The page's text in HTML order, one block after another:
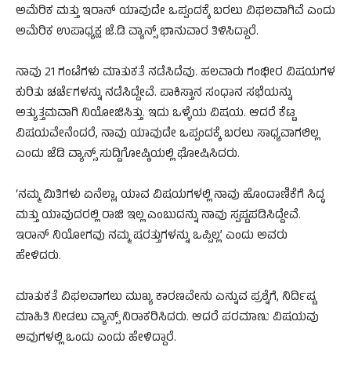
ಅಮೆರಿಕ ಮತ್ತು ಇರಾನ್ ಯಾವುದೇ ಒಪ್ಪಂದಕ್ಕೆ ಬರಲು ವಿಫಲವಾಗಿವೆ ಎಂದು
ಅಮೆರಿಕ ಉಪಾಧ್ಯಕ್ಷ ಜೆ.ಡಿ ವ್ಯಾನ್ಸ್ ಭಾನುವಾರ ತಿಳಿಸಿದ್ದಾರೆ.
ನಾವು 21 ಗಂಟೆಗಳು ಮಾತುಕತೆ ನಡೆಸಿದೆವು. ಹಲವಾರು ಗಂಭೀರ ವಿಷಯಗಳ
ಕುರಿತು ಚರ್ಚೆಗಳನ್ನು ನಡೆಸಿದ್ದೇವೆ. ಪಾಕಿಸ್ತಾನ ಸಂಧಾನ ಸಭೆಯನ್ನು
ಅತ್ಯುತ್ತಮವಾಗಿ ನಿಯೋಜಿಸಿತ್ತು. ಇದು ಒಳ್ಳೆಯ ವಿಷಯ. ಆದರೆ ಕೆಟ್ಟ
ವಿಷಯವೇನೆಂದರೆ, ನಾವು ಯಾವುದೇ ಒಪ್ಪಂದಕ್ಕೆ ಬರಲು ಸಾಧ್ಯವಾಗಲಿಲ್ಲ
ಎಂದು ಜೆಡಿ ವ್ಯಾನ್ಸ್ ಸುದ್ದಿಗೋಷ್ಠಿಯಲ್ಲಿ ಘೋಷಿಸಿದರು.
‘ನಮ್ಮ ಮಿತಿಗಳು ಏನೆಲ್ಲಾ, ಯಾವ ವಿಷಯಗಳಲ್ಲಿ ನಾವು ಹೊಂದಾಣಿಕೆಗೆ ಸಿದ್ಧ
ಮತ್ತು ಯಾವುದರಲ್ಲಿ ರಾಜಿ ಇಲ್ಲ ಎಂಬುದನ್ನು ನಾವು ಸ್ಪಷ್ಟಪಡಿಸಿದ್ದೇವೆ.
ಇರಾನ್ ನಿಯೋಗವು ನಮ್ಮ ಷರತ್ತುಗಳನ್ನು ಒಪ್ಪಿಲ್ಲ’ ಎಂದು ಅವರು
ಹೇಳಿದರು.
ಮಾತುಕತೆ ವಿಫಲವಾಗಲು ಮುಖ್ಯ ಕಾರಣವೇನು ಎನ್ನುವ ಪ್ರಶ್ನೆಗೆ, ನಿರ್ದಿಷ್ಟ
ಮಾಹಿತಿ ನೀಡಲು ವ್ಯಾನ್ಸ್ ನಿರಾಕರಿಸಿದರು. ಆದರೆ ಪರಮಾಣು ವಿಷಯವು
ಅವುಗಳಲ್ಲಿ ಒಂದು ಎಂದು ಹೇಳಿದ್ದಾರೆ.